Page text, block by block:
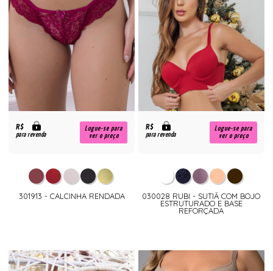
R$
para revenda
Logue-se para
ver o preço
301913 - CALCINHA RENDADA
R$
para revenda
Logue-se para
ver o preço
030028 RUBI - SUTIÃ COM BOJO
ESTRUTURADO E BASE
REFORÇADA